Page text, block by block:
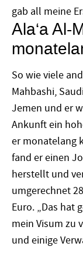
gab all meine
Ala‘a Al-
So wie viele
Mahbashi,
Jemen und er
Ankunft ein
er monatelang
fand er einen
herstellt und
umgerechnet
Euro. „Das hat
mein Visum zu
und einige